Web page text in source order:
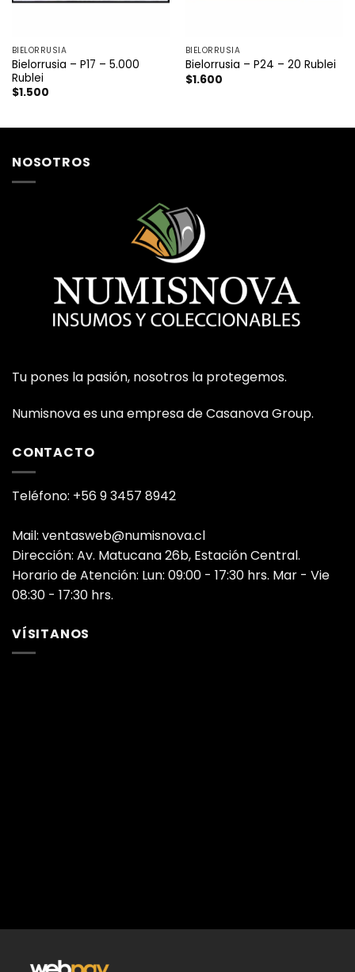
BIELORRUSIA
Bielorrusia – P17 – 5.000
Rublei
$1.500
BIELORRUSIA
Bielorrusia – P24 – 20 Rublei
$1.600
NOSOTROS
Tu pones la pasión, nosotros la protegemos.
Numisnova es una empresa de Casanova Group.
CONTACTO
Teléfono: +56 9 3457 8942
Mail: ventasweb@numisnova.cl
Dirección: Av. Matucana 26b, Estación Central.
Horario de Atención: Lun: 09:00 - 17:30 hrs. Mar - Vie
08:30 - 17:30 hrs.
VÍSITANOS